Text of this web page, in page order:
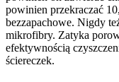
powinien przekraczać
bezzapachowe. Nigdy
mikrofibry. Zatyka
efektywnością
ściereczek.